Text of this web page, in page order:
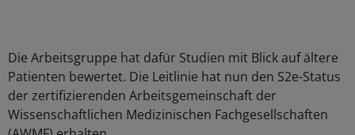
Die Arbeitsgruppe hat dafür Studien mit Blick auf ältere
Patienten bewertet. Die Leitlinie hat nun den S2e-Status
der zertifizierenden Arbeitsgemeinschaft der
Wissenschaftlichen Medizinischen Fachgesellschaften